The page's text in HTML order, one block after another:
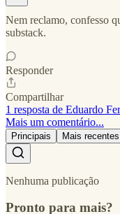
Nem reclamo, confesso
substack.
Responder
Compartilhar
1 resposta de Eduardo
Mais um comentário...
Principais Mais recentes
Nenhuma publicação
Pronto para mais?